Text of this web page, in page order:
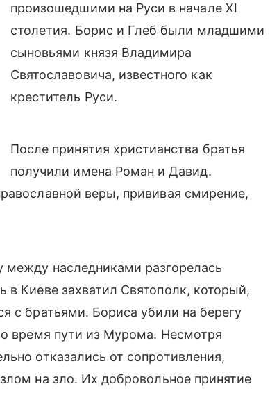
произошедшими на Руси в начале XI
столетия. Борис и Глеб были младшими
сыновьями князя Владимира
Святославовича, известного как
креститель Руси.
После принятия христианства братья
получили имена Роман и Давид.
веры, прививая смирение,
между наследниками разгорелась
в Киеве захватил Святополк, который,
с братьями. Бориса убили на берегу
время пути из Мурома. Несмотря
отказались от сопротивления,
на зло. Их добровольное принятие